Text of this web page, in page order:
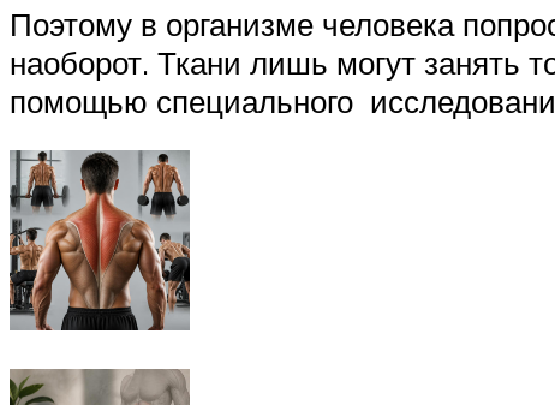
Поэтому в организме человека
наоборот. Ткани лишь могут занять
помощью специального